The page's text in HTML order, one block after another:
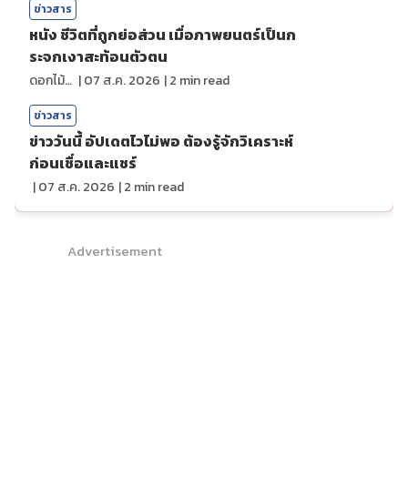
ข่าวสาร
หนัง ชีวิตที่ถูกย่อส่วน เมื่อภาพยนตร์เป็นก
ระจกเงาสะท้อนตัวตน
ดอกไม้กับสายน้ำ |07 ส.ค. 2026 |2 min read
ข่าวสาร
ข่าววันนี้ อัปเดตไวไม่พอ ต้องรู้จักวิเคราะห์
ก่อนเชื่อและแชร์
|07 ส.ค. 2026 |2 min read
Advertisement